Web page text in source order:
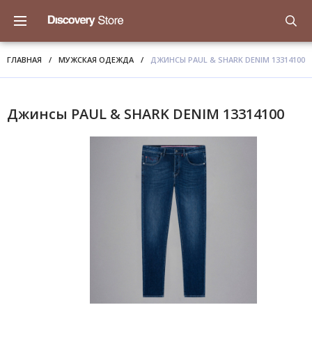
ГЛАВНАЯ / МУЖСКАЯ ОДЕЖДА / ДЖИНСЫ PAUL & SHARK DENIM 13314100
Джинсы PAUL & SHARK DENIM 13314100